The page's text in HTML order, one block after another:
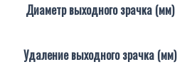
Диаметр выходного зрачка (мм)
Удаление выходного зрачка (мм)